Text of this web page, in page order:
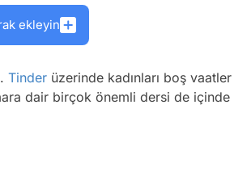
ekleyin
Tinder üzerinde kadınları boş vaatler
dair birçok önemli dersi de içinde